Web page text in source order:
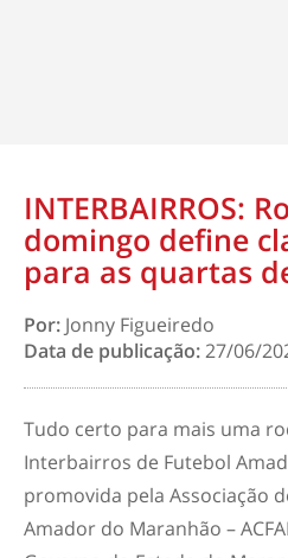
INTERBAIRROS:
domingo define
para as quartas
Por: Jonny Figueiredo
Data de publicação:27/06/
Tudo certo para mais uma
Interbairros de Futebol
promovida pela Associação
Amador do Maranhão –